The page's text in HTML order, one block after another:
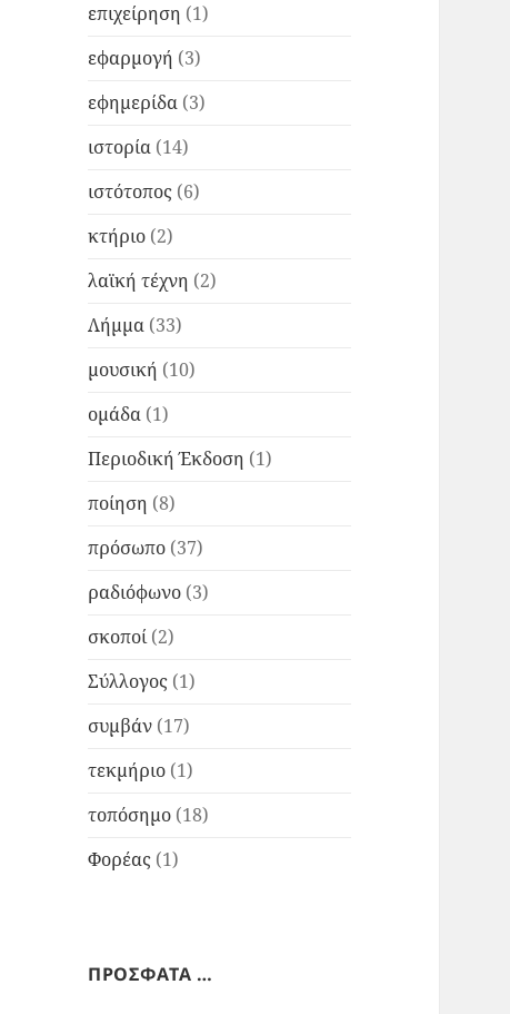
επιχείρηση (1)
εφαρμογή (3)
εφημερίδα (3)
ιστορία (14)
ιστότοπος (6)
κτήριο (2)
λαϊκή τέχνη (2)
Λήμμα (33)
μουσική (10)
ομάδα (1)
Περιοδική Έκδοση (1)
ποίηση (8)
πρόσωπο (37)
ραδιόφωνο (3)
σκοποί(2)
Σύλλογος (1)
συμβάν (17)
τεκμήριο (1)
τοπόσημο (18)
Φορέας (1)
ΠΡΟΣΦΑΤΑ …